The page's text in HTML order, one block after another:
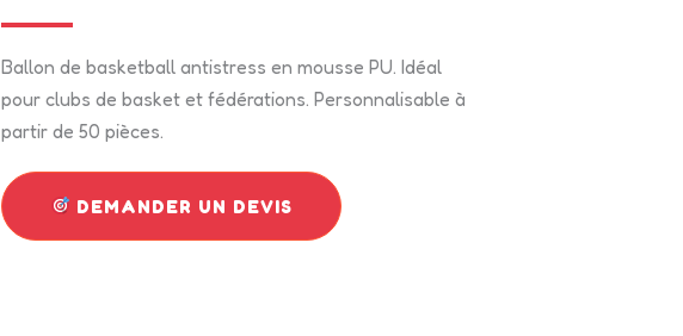
Ballon de basketball antistress en mousse PU. Idéal
pour clubs de basket et fédérations. Personnalisable à
partir de 50 pièces.
DEMANDER UN DEVIS